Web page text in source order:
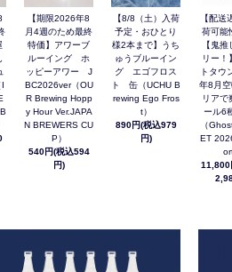
【期限2026年8
月4週のため最終
特価】アワーブ
ルーイング ホ
ッピーアワー J
BC2026ver（OU
R Brewing Hopp
y Hour Ver.JAPA
N BREWERS CU
P）
540円(税込594
円)
【8/8（土）入荷
予定・おひとり
様2本まで】うち
ゅうブルーイン
グ エゴフロス
ト 缶（UCHU B
rewing Ego Fros
t）
890円(税込979
円)
【配送
荷可能
【鬼
リー！
トタ
年8月
リアで
ール6
（
ET
11,800